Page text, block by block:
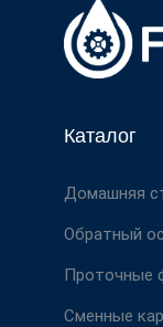
Каталог
Домашняя
Обратный
Проточные
Сменные